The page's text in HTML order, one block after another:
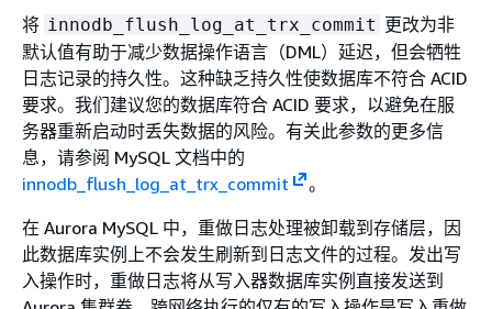
将 innodb_flush_log_at_trx_commit 更改为非
默认值有助于减少数据操作语言（DML）延迟，但会牺牲
日志记录的持久性。这种缺乏持久性使数据库不符合 ACID
要求。我们建议您的数据库符合 ACID 要求，以避免在服
务器重新启动时丢失数据的风险。有关此参数的更多信
息，请参阅 MySQL 文档中的
innodb_flush_log_at_trx_commit
。
在 Aurora MySQL 中，重做日志处理被卸载到存储层，因
此数据库实例上不会发生刷新到日志文件的过程。发出写
入操作时，重做日志将从写入器数据库实例直接发送到